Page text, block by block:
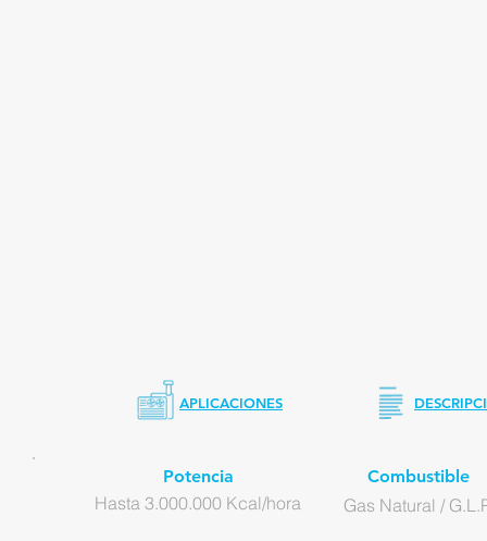
APLICACIONES
Combustible
Gas Natural /
Potencia
Hasta 3.000.000 Kcal/hora